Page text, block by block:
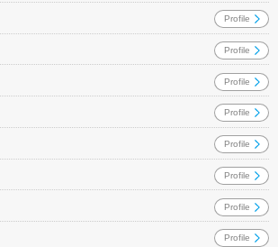
Profile
Profile
Profile
Profile
Profile
Profile
Profile
Profile